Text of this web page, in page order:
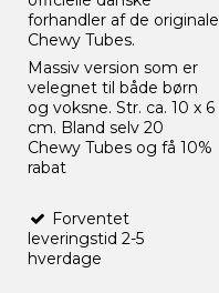
forhandler af de originale
Chewy Tubes.
Massiv version som er
velegnet til både børn
og voksne. Str. ca. 10 x 6
cm. Bland selv 20
Chewy Tubes og få 10%
rabat
Forventet
leveringstid 2-5
hverdage